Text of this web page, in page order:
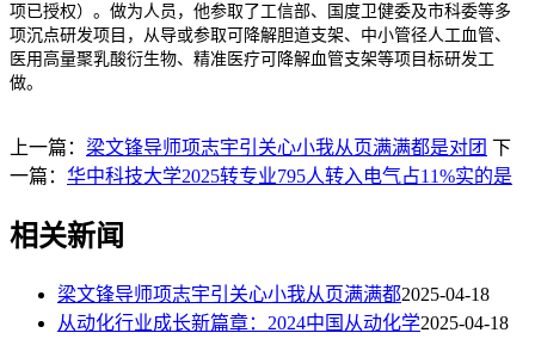
项已授权）。做为人员，他参取了工信部、国度卫健委及市科委等多
项沉点研发项目，从导或参取可降解胆道支架、中小管径人工血管、
医用高量聚乳酸衍生物、精准医疗可降解血管支架等项目标研发工
做。
上一篇： 梁文锋导师项志宇引关心小我从页满满都是对团 下
一篇： 华中科技大学2025转专业795人转入电气占11%实的是
相关新闻
梁文锋导师项志宇引关心小我从页满满都2025-04-18
从动化行业成长新篇章：2024中国从动化学2025-04-18